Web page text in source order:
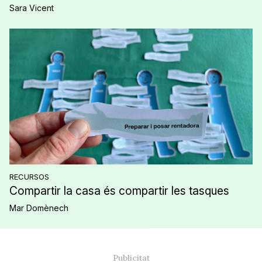
Sara Vicent
RECURSOS
Compartir la casa és compartir les tasques
Mar Domènech